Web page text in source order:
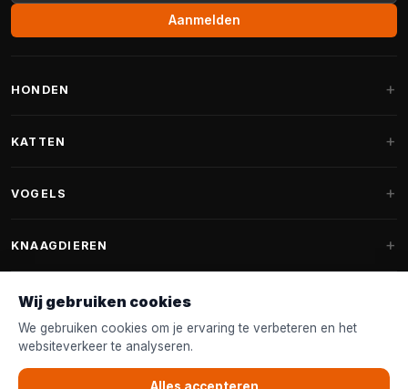
Aanmelden
HONDEN
Fantail hondenmanden
Hondenspeelgoed
Halsband & Lijn
Shampoo & Verzorging
KATTEN
Krabpalen voor Maine Coon
Kattenmanden
VOGELS
Vogelvoer binnenvogels
Voederhuisjes
Nestkastjes & Nesting
Tuinvogelvoer
KNAAGDIEREN
Knaagdierenvoer
Accessoires
KLANTENSERVICE
Wij gebruiken cookies
We gebruiken cookies om je ervaring te verbeteren en het
websiteverkeer te analyseren.